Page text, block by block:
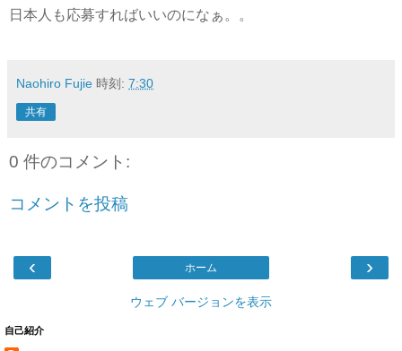
日本人も応募すればいいのになぁ。。
Naohiro Fujie 時刻: 7:30
共有
0 件のコメント:
コメントを投稿
‹ ›
ホーム
ウェブ バージョンを表示
自己紹介